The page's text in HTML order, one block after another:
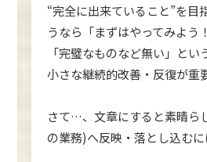
“完全に出来ていること”を
うなら「まずはやってみよう
「完璧なものなど無い」と
小さな継続的改善・反復が重
さて…、文章にすると素晴ら
の業務)へ反映・落とし込むに